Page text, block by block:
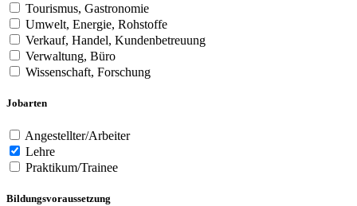
Tourismus, Gastronomie
Umwelt, Energie, Rohstoffe
Verkauf, Handel, Kundenbetreuung
Verwaltung, Büro
Wissenschaft, Forschung
Jobarten
Angestellter/Arbeiter
Lehre
Praktikum/Trainee
Bildungsvoraussetzung